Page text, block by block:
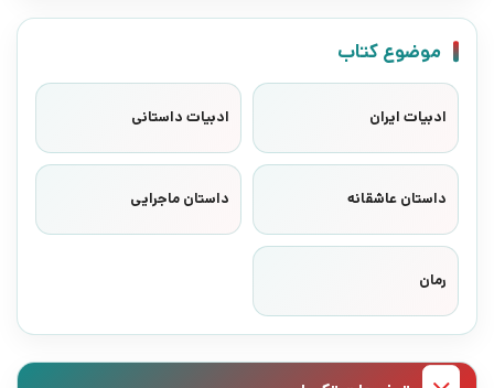
موضوع کتاب
ادبیات ایران ادبیات داستانی
داستان عاشقانه داستان ماجرایی
رمان